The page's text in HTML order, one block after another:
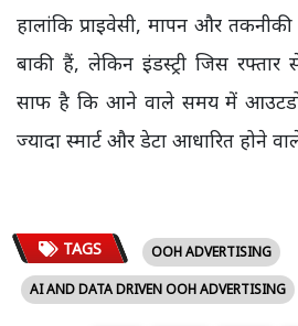
हालांकि प्राइवेसी, मापन और
बाकी हैं, लेकिन इंडस्ट्री जिस
साफ है कि आने वाले समय में
ज्यादा स्मार्ट और डेटा आधारित होने
TAGS
OOH ADVERTISING
AI AND DATA DRIVEN OOH ADVERTISING